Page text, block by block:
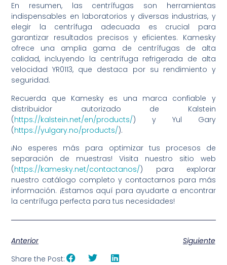
En resumen, las centrífugas son herramientas
indispensables en laboratorios y diversas industrias, y
elegir la centrífuga adecuada es crucial para
garantizar resultados precisos y eficientes. Kamesky
ofrece una amplia gama de centrífugas de alta
calidad, incluyendo la centrífuga refrigerada de alta
velocidad YR0113, que destaca por su rendimiento y
seguridad.
Recuerda que Kamesky es una marca confiable y
distribuidor autorizado de Kalstein
(https://kalstein.net/en/products/) y Yul Gary
(https://yulgary.no/products/).
¡No esperes más para optimizar tus procesos de
separación de muestras! Visita nuestro sitio web
(https://kamesky.net/contactanos/) para explorar
nuestro catálogo completo y contactarnos para más
información. ¡Estamos aquí para ayudarte a encontrar
la centrífuga perfecta para tus necesidades!
Anterior
Siguiente
Share the Post: